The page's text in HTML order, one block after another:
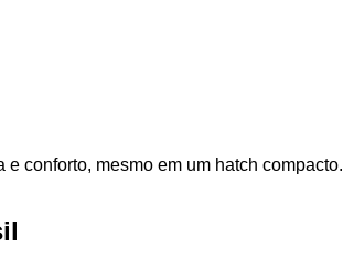
conforto, mesmo em um hatch compacto.